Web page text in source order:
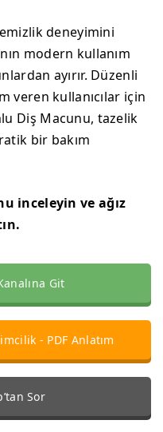
deneyimini
modern kullanım
ayırır. Düzenli
veren kullanıcılar için
Diş Macunu, tazelik
bir bakım
inceleyin ve ağız
Git
- PDF Anlatım
Sor